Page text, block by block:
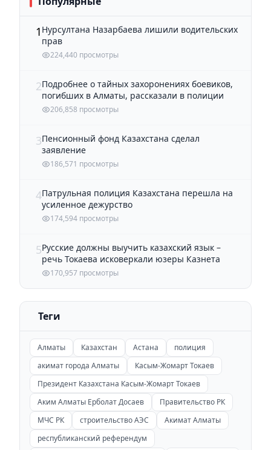
1 Нурсултана Назарбаева лишили водительских
прав
224,440 просмотры
2Подробнее о тайных захоронениях боевиков,
погибших в Алматы, рассказали в полиции
206,858 просмотры
3Пенсионный фонд Казахстана сделал
заявление
186,571 просмотры
4Патрульная полиция Казахстана перешла на
усиленное дежурство
174,594 просмотры
5Русские должны выучить казахский язык –
речь Токаева исковеркали юзеры Казнета
170,957 просмотры
Теги
Алматы Казахстан Астана
полиция
акимат города Алматы
Касым-Жомарт Токаев
Президент Казахстана Касым-Жомарт Токаев
Аким Алматы Ерболат Досаев
Правительство РК
МЧС РК
строительство АЭС
Акимат Алматы
республиканский референдум